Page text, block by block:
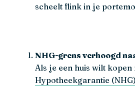
scheelt flink in je
NHG-grens verhoogd
Als je een huis wilt
Hypotheekgarantie (NHG)